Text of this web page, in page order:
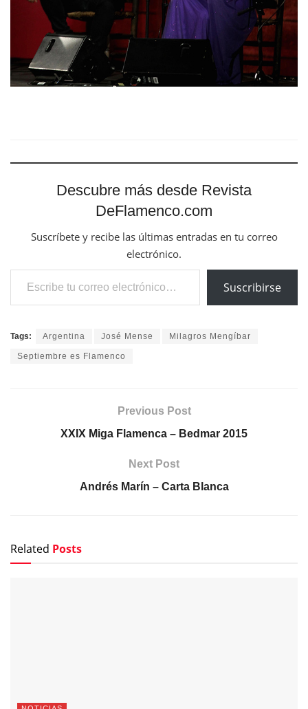
Descubre más desde Revista
DeFlamenco.com
Suscríbete y recibe las últimas entradas en tu correo
electrónico.
Escribe tu correo electrónico…
Suscribirse
Tags: Argentina José Mense Milagros Mengíbar
Septiembre es Flamenco
Previous Post
XXIX Miga Flamenca – Bedmar 2015
Next Post
Andrés Marín – Carta Blanca
Related Posts